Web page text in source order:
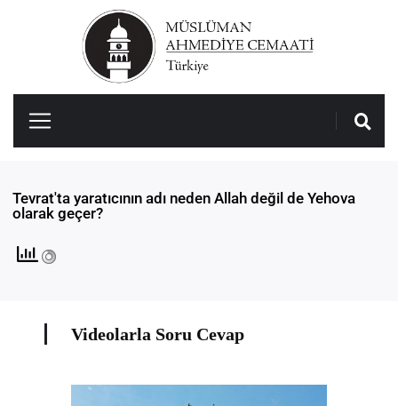
Tevrat'ta yaratıcının adı neden Allah değil de Yehova
olarak geçer?
Videolarla Soru Cevap